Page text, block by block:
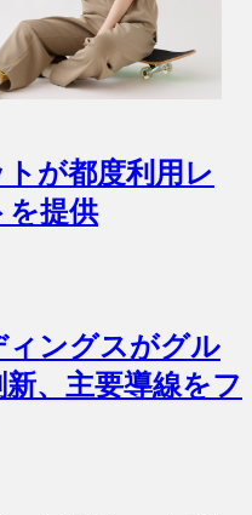
が都度利用レ
を提供
ングスがグル
、主要導線をフ